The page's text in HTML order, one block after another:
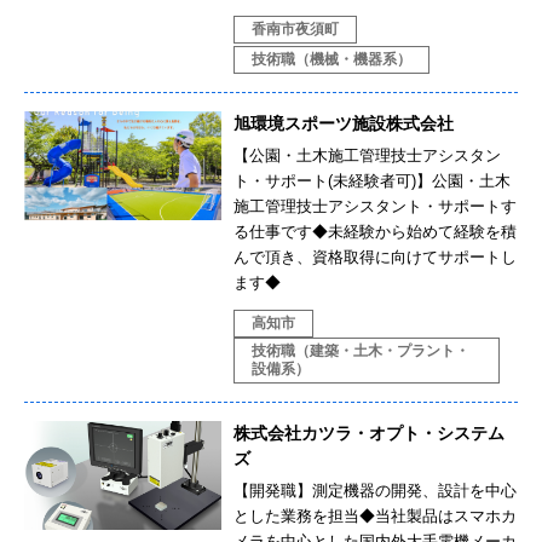
香南市夜須町
技術職（機械・機器系）
旭環境スポーツ施設株式会社
【公園・土木施工管理技士アシスタン
ト・サポート(未経験者可)】公園・土木
施工管理技士アシスタント・サポートす
る仕事です◆未経験から始めて経験を積
んで頂き、資格取得に向けてサポートし
ます◆
高知市
技術職（建築・土木・プラント・
設備系）
株式会社カツラ・オプト・システム
ズ
【開発職】測定機器の開発、設計を中心
とした業務を担当◆当社製品はスマホカ